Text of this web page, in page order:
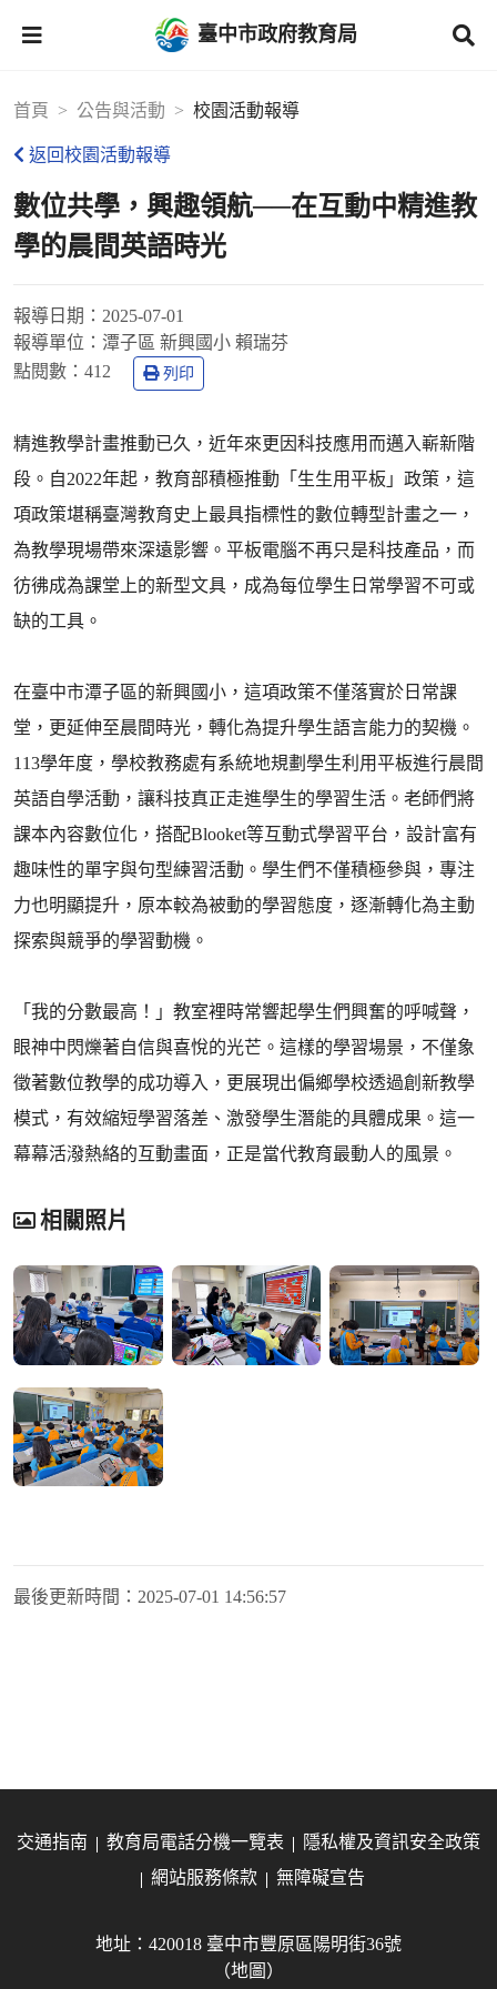
臺中市政府教育局
首頁 公告與活動 校園活動報導
返回校園活動報導
數位共學，興趣領航──在互動中精進教
學的晨間英語時光
報導日期： 2025-07-01
報導單位： 潭子區 新興國小 賴瑞芬
點閱數： 412 列印
精進教學計畫推動已久，近年來更因科技應用而邁入嶄新階
段。自2022年起，教育部積極推動「生生用平板」政策，這
項政策堪稱臺灣教育史上最具指標性的數位轉型計畫之一，
為教學現場帶來深遠影響。平板電腦不再只是科技產品，而
彷彿成為課堂上的新型文具，成為每位學生日常學習不可或
缺的工具。
在臺中市潭子區的新興國小，這項政策不僅落實於日常課
堂，更延伸至晨間時光，轉化為提升學生語言能力的契機。
113學年度，學校教務處有系統地規劃學生利用平板進行晨間
英語自學活動，讓科技真正走進學生的學習生活。老師們將
課本內容數位化，搭配Blooket等互動式學習平台，設計富有
趣味性的單字與句型練習活動。學生們不僅積極參與，專注
力也明顯提升，原本較為被動的學習態度，逐漸轉化為主動
探索與競爭的學習動機。
「我的分數最高！」教室裡時常響起學生們興奮的呼喊聲，
眼神中閃爍著自信與喜悅的光芒。這樣的學習場景，不僅象
徵著數位教學的成功導入，更展現出偏鄉學校透過創新教學
模式，有效縮短學習落差、激發學生潛能的具體成果。這一
幕幕活潑熱絡的互動畫面，正是當代教育最動人的風景。
相關照片
最後更新時間： 2025-07-01 14:56:57
交通指南 教育局電話分機一覽表
隱私權及資訊安全政策
網站服務條款
無障礙宣告
地址：420018 臺中市豐原區陽明街36號
（地圖）